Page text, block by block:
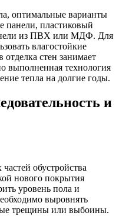
оптимальные варианты
панели, пластиковый
из ПВХ или МДФ. Для
влагостойкие
стен занимает
выполненная технология
тепла на долгие годы.
и
обустройства
нового покрытия
уровень пола и
выровнять
трещины или выбоины.